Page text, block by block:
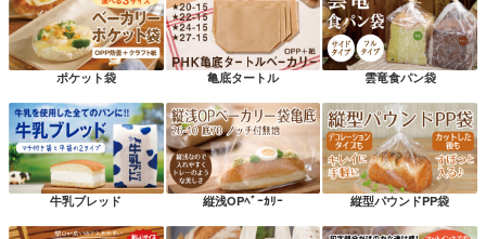
ポケット袋 亀底タートル 雲竜食パン袋
牛乳ブレッド 縦浅OPﾍﾞｰｶﾘｰ 縦型パウンドPP袋